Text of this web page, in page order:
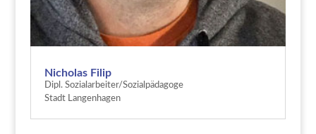
Nicholas Filip
Dipl. Sozialarbeiter/Sozialpädagoge
Stadt Langenhagen